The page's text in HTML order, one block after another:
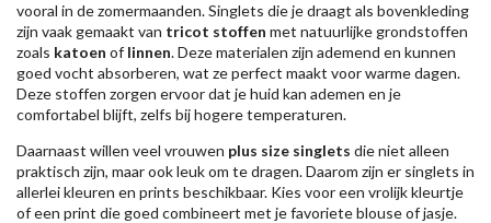
vooral in de zomermaanden. Singlets die je draagt als bovenkleding
zijn vaak gemaakt van tricot stoffen met natuurlijke grondstoffen
zoals katoen of linnen. Deze materialen zijn ademend en kunnen
goed vocht absorberen, wat ze perfect maakt voor warme dagen.
Deze stoffen zorgen ervoor dat je huid kan ademen en je
comfortabel blijft, zelfs bij hogere temperaturen.
Daarnaast willen veel vrouwen plus size singlets die niet alleen
praktisch zijn, maar ook leuk om te dragen. Daarom zijn er singlets in
allerlei kleuren en prints beschikbaar. Kies voor een vrolijk kleurtje
of een print die goed combineert met je favoriete blouse of jasje.